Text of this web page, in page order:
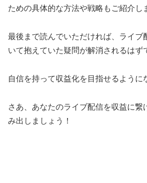
ための具体的な方法や戦略もご紹介し
最後まで読んでいただければ、ライブ
いて抱えていた疑問が解消されるはず
自信を持って収益化を目指せるように
さあ、あなたのライブ配信を収益に繋
み出しましょう！